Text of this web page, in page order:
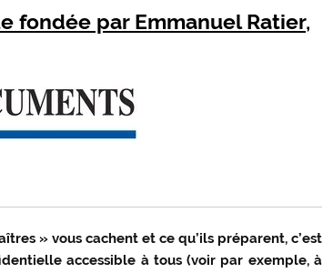
fondée par Emmanuel Ratier,
» vous cachent et ce qu’ils préparent, c’est
accessible à tous (voir par exemple, à